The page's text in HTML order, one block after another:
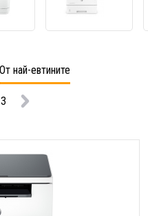
3102fdw
многофункционално
устройство
От най-евтините
3